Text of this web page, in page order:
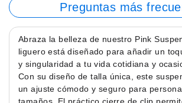
Preguntas más
Abraza la belleza de nuestro Pink
liguero está diseñado para añadir un
y singularidad a tu vida cotidiana y
Con su diseño de talla única, este
un ajuste cómodo y seguro para